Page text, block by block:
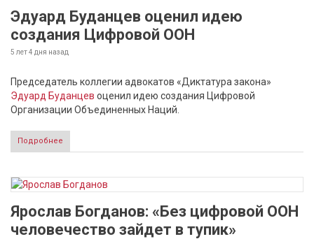
Эдуард Буданцев оценил идею
создания Цифровой ООН
5 лет 4 дня назад
Председатель коллегии адвокатов «Диктатура закона»
Эдуард Буданцев оценил идею создания Цифровой
Организации Объединенных Наций.
Подробнее
Ярослав Богданов: «Без цифровой ООН
человечество зайдет в тупик»